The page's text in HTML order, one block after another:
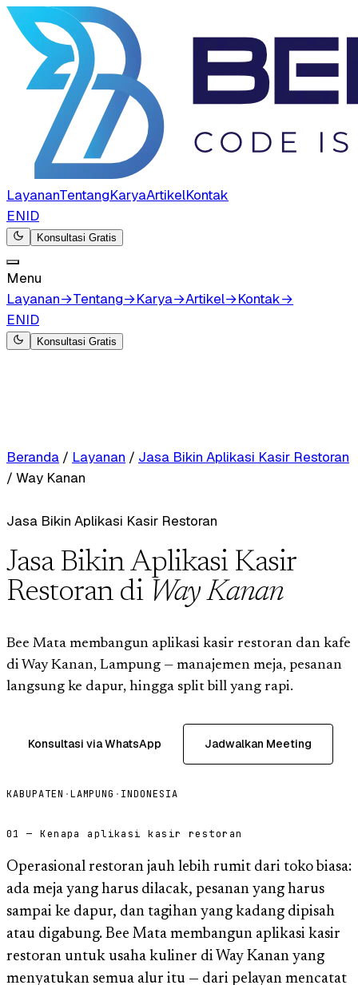
LayananTentangKaryaArtikelKontak
ENID
Konsultasi Gratis
Menu
Layanan→Tentang→Karya→Artikel→Kontak→
ENID
Konsultasi Gratis
Beranda / Layanan / Jasa Bikin Aplikasi Kasir Restoran
/ Way Kanan
Jasa Bikin Aplikasi Kasir Restoran
Jasa Bikin Aplikasi Kasir
Restoran di Way Kanan
Bee Mata membangun aplikasi kasir restoran dan kafe
di Way Kanan, Lampung — manajemen meja, pesanan
langsung ke dapur, hingga split bill yang rapi.
Konsultasi via WhatsApp Jadwalkan Meeting
KABUPATEN ·LAMPUNG · INDONESIA
01 — Kenapa aplikasi kasir restoran
Operasional restoran jauh lebih rumit dari toko biasa:
ada meja yang harus dilacak, pesanan yang harus
sampai ke dapur, dan tagihan yang kadang dipisah
atau digabung. Bee Mata membangun aplikasi kasir
restoran untuk usaha kuliner di Way Kanan yang
menyatukan semua alur itu — dari pelayan mencatat